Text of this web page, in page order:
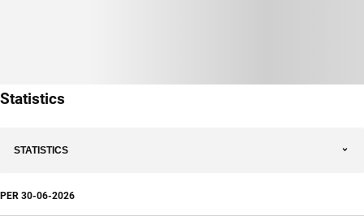
Statistics
STATISTICS
PER 30-06-2026